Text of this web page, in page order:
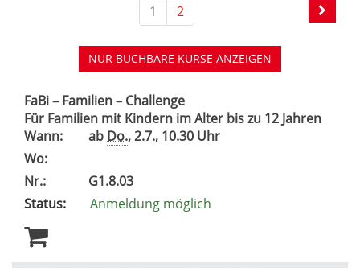
1 2
NUR BUCHBARE KURSE ANZEIGEN
FaBi – Familien – Challenge
Für Familien mit Kindern im Alter bis zu 12 Jahren
Wann:
ab Do., 2.7., 10.30 Uhr
Wo:
Nr.:
G1.8.03
Status:
Anmeldung möglich